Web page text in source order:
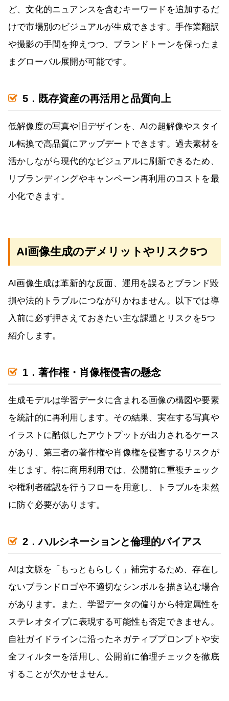
ど、文化的ニュアンスを含むキーワードを追加するだ
けで市場別のビジュアルが生成できます。手作業翻訳
や撮影の手間を抑えつつ、ブランドトーンを保ったま
まグローバル展開が可能です。
5．既存資産の再活用と品質向上
低解像度の写真や旧デザインを、AIの超解像やスタイ
ル転換で高品質にアップデートできます。過去素材を
活かしながら現代的なビジュアルに刷新できるため、
リブランディングやキャンペーン再利用のコストを最
小化できます。
AI画像生成のデメリットやリスク5つ
AI画像生成は革新的な反面、運用を誤るとブランド毀
損や法的トラブルにつながりかねません。以下では導
入前に必ず押さえておきたい主な課題とリスクを5つ
紹介します。
1．著作権・肖像権侵害の懸念
生成モデルは学習データに含まれる画像の構図や要素
を統計的に再利用します。その結果、実在する写真や
イラストに酷似したアウトプットが出力されるケース
があり、第三者の著作権や肖像権を侵害するリスクが
生じます。特に商用利用では、公開前に重複チェック
や権利者確認を行うフローを用意し、トラブルを未然
に防ぐ必要があります。
2．ハルシネーションと倫理的バイアス
AIは文脈を「もっともらしく」補完するため、存在し
ないブランドロゴや不適切なシンボルを描き込む場合
があります。また、学習データの偏りから特定属性を
ステレオタイプに表現する可能性も否定できません。
自社ガイドラインに沿ったネガティブプロンプトや安
全フィルターを活用し、公開前に倫理チェックを徹底
することが欠かせません。